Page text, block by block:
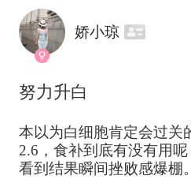
娇小琼
努力升白
本以为白细胞肯定会过关
2.6，食补到底有没有用呢
看到结果瞬间挫败感爆棚。